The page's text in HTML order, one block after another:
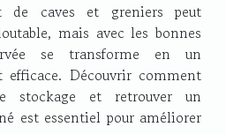
de caves et greniers peut
mais avec les bonnes
se transforme en un
efficace. Découvrir comment
stockage et retrouver un
est essentiel pour améliorer